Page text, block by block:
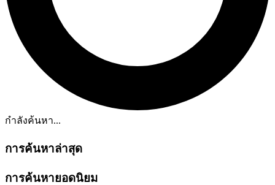
กำลังค้นหา...
การค้นหาล่าสุด
การค้นหายอดนิยม